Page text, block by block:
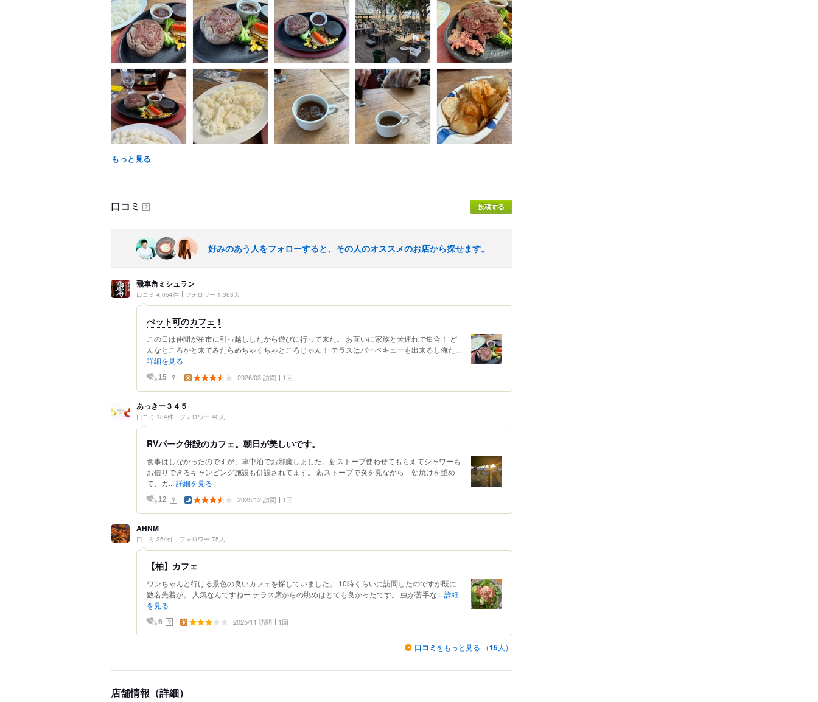
もっと見る
口コミ ？ 投稿する
好みのあう人をフォローすると、その人のオススメのお店から探せます。
飛車角ミシュラン
口コミ 4,054件 フォロワー 1,363人
ぺット可のカフェ！
この日は仲間が柏市に引っ越ししたから遊びに行って来た。 お互いに家族と犬連れで集合！ ど
んなところかと来てみたらめちゃくちゃところじゃん！ テラスはバーベキューも出来るし俺た...
詳細を見る
15 ？ 2026/03 訪問 1回
あっきー３４５
口コミ 184件 フォロワー 40人
RVパーク併設のカフェ。朝日が美しいです。
食事はしなかったのですが、車中泊でお邪魔しました。薪ストーブ使わせてもらえてシャワーも
お借りできるキャンピング施設も併設されてます。 薪ストーブで炎を見ながら 朝焼けを望め
て、カ... 詳細を見る
12 ？ 2025/12 訪問 1回
AHNM
口コミ 354件 フォロワー 75人
【柏】カフェ
ワンちゃんと行ける景色の良いカフェを探していました。 10時くらいに訪問したのですが既に
数名先着が。 人気なんですねー テラス席からの眺めはとても良かったです。 虫が苦手な... 詳細
を見る
6 ？ 2025/11 訪問 1回
口コミ をもっと見る （15人）
店舗情報（詳細）